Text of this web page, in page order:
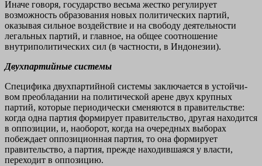
Ина­че говоря, государство весьма жестко регулирует
возможность образования новых политических партий,
оказывая сильное воз­действие и на свободу деятельности
легальных партий, и глав­ное, на общее соотношение
внутриполитических сил (в частно­сти, в Индонезии).
Двухпартийные системы
Специфика двухпартийной системы заключается в устойчи­
вом преобладании на политической арене двух крупных
партий, которые периодически сменяются в правительстве:
когда одна партия формирует правительство, другая находится
в оппозиции, и, наоборот, когда на очередных выборах
побеждает оппозицион­ная партия, то она формирует
правительство, а партия, прежде находившаяся у власти,
переходит в оппозицию.